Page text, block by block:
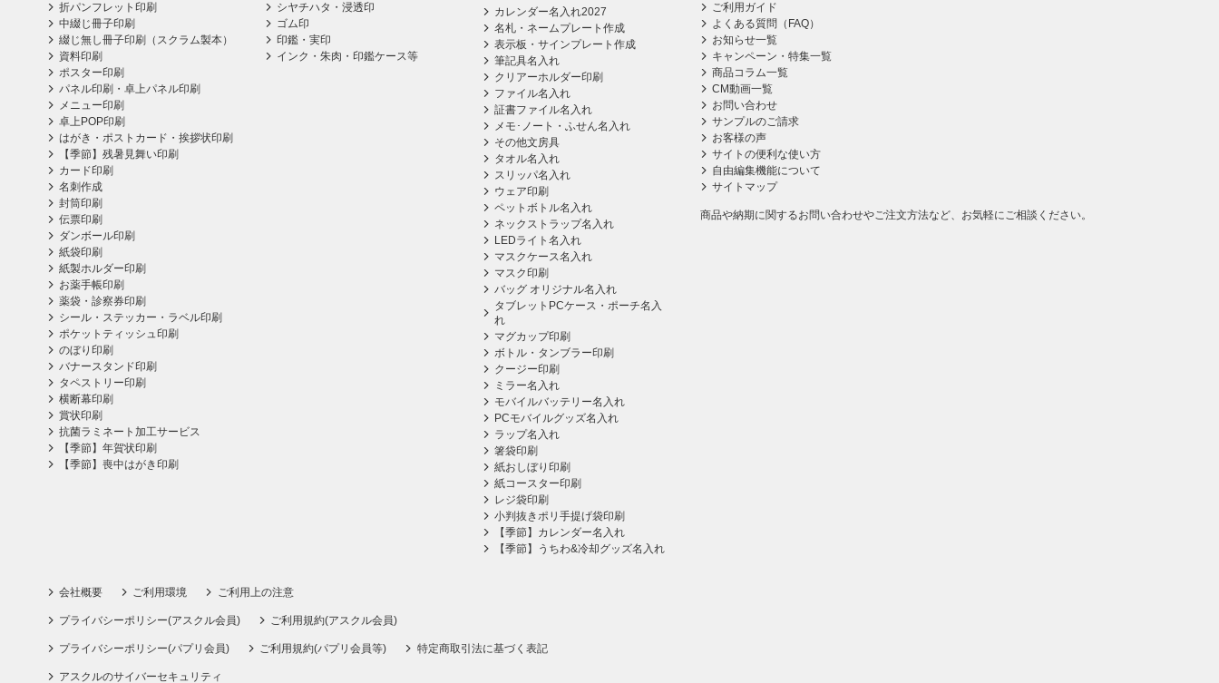
折パンフレット印刷
中綴じ冊子印刷
綴じ無し冊子印刷（スクラム製本）
資料印刷
ポスター印刷
パネル印刷・卓上パネル印刷
メニュー印刷
卓上POP印刷
はがき・ポストカード・挨拶状印刷
【季節】残暑見舞い印刷
カード印刷
名刺作成
封筒印刷
伝票印刷
ダンボール印刷
紙袋印刷
紙製ホルダー印刷
お薬手帳印刷
薬袋・診察券印刷
シール・ステッカー・ラベル印刷
ポケットティッシュ印刷
のぼり印刷
バナースタンド印刷
タペストリー印刷
横断幕印刷
賞状印刷
抗菌ラミネート加工サービス
【季節】年賀状印刷
【季節】喪中はがき印刷
シヤチハタ・浸透印
ゴム印
印鑑・実印
インク・朱肉・印鑑ケース等
カレンダー名入れ2027
名札・ネームプレート作成
表示板・サインプレート作成
筆記具名入れ
クリアーホルダー印刷
ファイル名入れ
証書ファイル名入れ
メモ･ノート・ふせん名入れ
その他文房具
タオル名入れ
スリッパ名入れ
ウェア印刷
ペットボトル名入れ
ネックストラップ名入れ
LEDライト名入れ
マスクケース名入れ
マスク印刷
バッグ オリジナル名入れ
タブレットPCケース・ポーチ名入
れ
マグカップ印刷
ボトル・タンブラー印刷
クージー印刷
ミラー名入れ
モバイルバッテリー名入れ
PCモバイルグッズ名入れ
ラップ名入れ
箸袋印刷
紙おしぼり印刷
紙コースター印刷
レジ袋印刷
小判抜きポリ手提げ袋印刷
【季節】カレンダー名入れ
【季節】うちわ&冷却グッズ名入れ
ご利用ガイド
よくある質問（FAQ）
お知らせ一覧
キャンペーン・特集一覧
商品コラム一覧
CM動画一覧
お問い合わせ
サンプルのご請求
お客様の声
サイトの便利な使い方
自由編集機能について
サイトマップ
商品や納期に関するお問い合わせやご注文方法など、お気軽にご相談ください。
会社概要 ご利用環境 ご利用上の注意
プライバシーポリシー(アスクル会員) ご利用規約(アスクル会員)
プライバシーポリシー(パプリ会員) ご利用規約(パプリ会員等) 特定商取引法に基づく表記
アスクルのサイバーセキュリティ